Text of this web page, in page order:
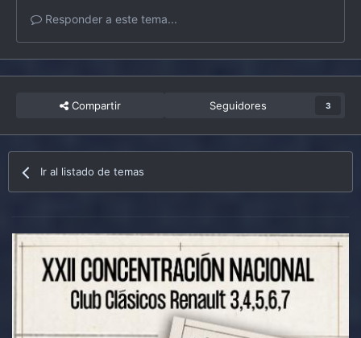
Responder a este tema...
Compartir Seguidores 3
Ir al listado de temas